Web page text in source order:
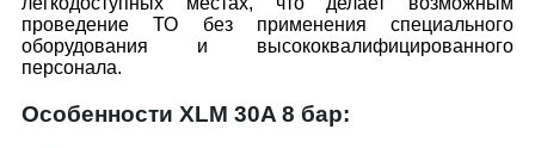
проведение ТО без применения специального
оборудования и высококвалифицированного
персонала.
Особенности XLM 30A 8 бар: